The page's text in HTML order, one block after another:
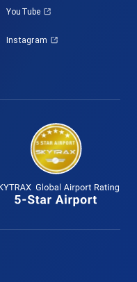
YouTube
Instagram